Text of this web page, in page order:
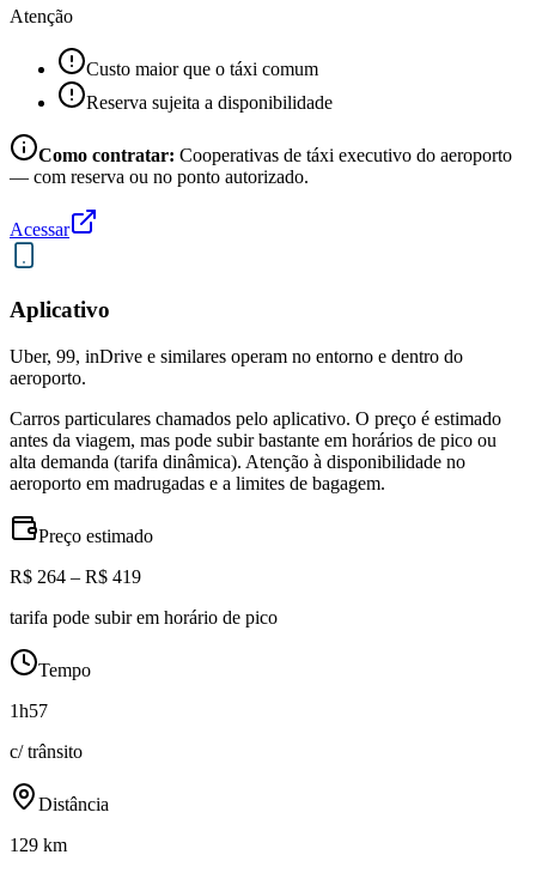
Atenção
Custo maior que o táxi comum
Reserva sujeita a disponibilidade
Como contratar: Cooperativas de táxi executivo do aeroporto
— com reserva ou no ponto autorizado.
Acessar
Aplicativo
Uber, 99, inDrive e similares operam no entorno e dentro do
aeroporto.
Carros particulares chamados pelo aplicativo. O preço é estimado
antes da viagem, mas pode subir bastante em horários de pico ou
alta demanda (tarifa dinâmica). Atenção à disponibilidade no
aeroporto em madrugadas e a limites de bagagem.
Preço estimado
R$ 264 – R$ 419
tarifa pode subir em horário de pico
Tempo
1h57
c/ trânsito
Distância
129 km